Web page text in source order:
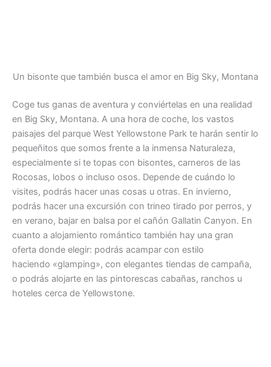
Un bisonte que también busca el amor en Big Sky, Montana
Coge tus ganas de aventura y conviértelas en una realidad
en Big Sky, Montana. A una hora de coche, los vastos
paisajes del parque West Yellowstone Park te harán sentir lo
pequeñitos que somos frente a la inmensa Naturaleza,
especialmente si te topas con bisontes, carneros de las
Rocosas, lobos o incluso osos. Depende de cuándo lo
visites, podrás hacer unas cosas u otras. En invierno,
podrás hacer una excursión con trineo tirado por perros, y
en verano, bajar en balsa por el cañón Gallatin Canyon. En
cuanto a alojamiento romántico también hay una gran
oferta donde elegir: podrás acampar con estilo
haciendo «glamping», con elegantes tiendas de campaña,
o podrás alojarte en las pintorescas cabañas, ranchos u
hoteles cerca de Yellowstone.